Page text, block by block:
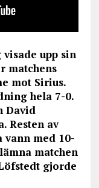
upp sin
matchens
mot Sirius.
hela 7-0.
David
Resten av
vann med 10-
matchen
gjorde